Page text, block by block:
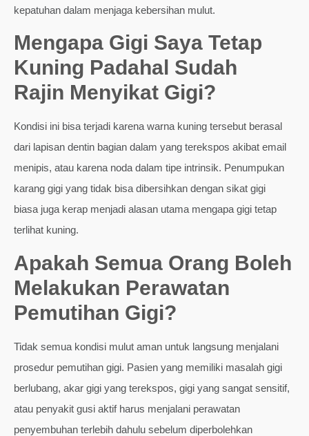
kepatuhan dalam menjaga kebersihan mulut.
Mengapa Gigi Saya Tetap
Kuning Padahal Sudah
Rajin Menyikat Gigi?
Kondisi ini bisa terjadi karena warna kuning tersebut berasal
dari lapisan dentin bagian dalam yang terekspos akibat email
menipis, atau karena noda dalam tipe intrinsik. Penumpukan
karang gigi yang tidak bisa dibersihkan dengan sikat gigi
biasa juga kerap menjadi alasan utama mengapa gigi tetap
terlihat kuning.
Apakah Semua Orang Boleh
Melakukan Perawatan
Pemutihan Gigi?
Tidak semua kondisi mulut aman untuk langsung menjalani
prosedur pemutihan gigi. Pasien yang memiliki masalah gigi
berlubang, akar gigi yang terekspos, gigi yang sangat sensitif,
atau penyakit gusi aktif harus menjalani perawatan
penyembuhan terlebih dahulu sebelum diperbolehkan